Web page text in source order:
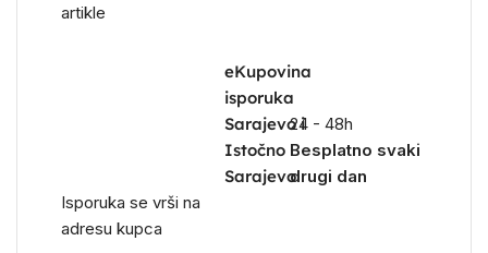
artikle
eKupovina
isporuka
Sarajevo i
Istočno
Sarajevo
Isporuka se vrši na
adresu kupca
24 - 48h
Besplatno svaki
drugi dan